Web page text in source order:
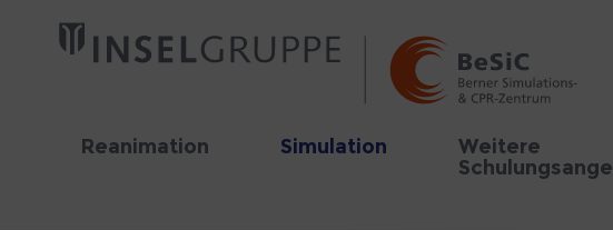
Reanimation Simulation
Weitere